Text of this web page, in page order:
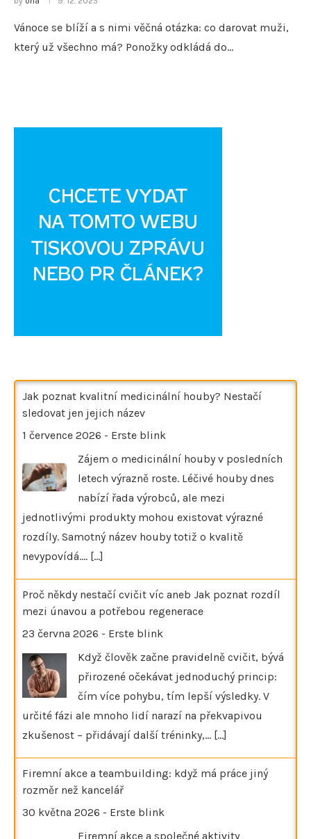
Vánoce se blíží a s nimi věčná otázka: co darovat muži,
který už všechno má? Ponožky odkládá do…
Jak poznat kvalitní medicinální houby? Nestačí
sledovat jen jejich název
1 července 2026 - Erste blink
Zájem o medicinální houby v posledních
letech výrazně roste. Léčivé houby dnes
nabízí řada výrobců, ale mezi
jednotlivými produkty mohou existovat výrazné
rozdíly. Samotný název houby totiž o kvalitě
nevypovídá.… [...]
Proč někdy nestačí cvičit víc aneb Jak poznat rozdíl
mezi únavou a potřebou regenerace
23 června 2026 - Erste blink
Když člověk začne pravidelně cvičit, bývá
přirozené očekávat jednoduchý princip:
čím více pohybu, tím lepší výsledky. V
určité fázi ale mnoho lidí narazí na překvapivou
zkušenost – přidávají další tréninky,… [...]
Firemní akce a teambuilding: když má práce jiný
rozměr než kancelář
30 května 2026 - Erste blink
Firemní akce a společné aktivity